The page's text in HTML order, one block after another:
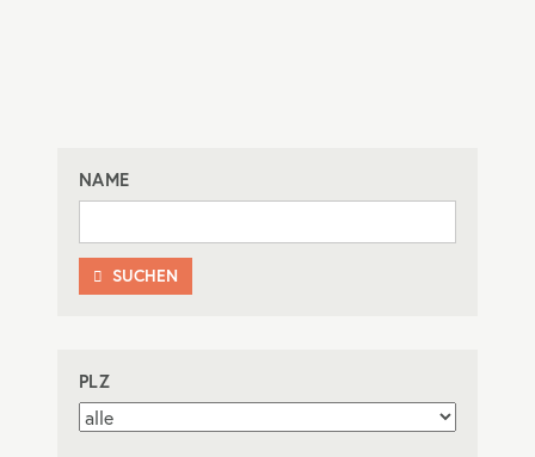
NAME
 SUCHEN
PLZ